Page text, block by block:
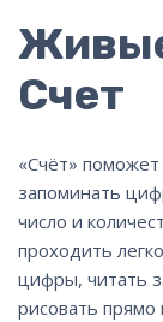
Счет
«Счёт»
запоминать
число и
проходить
цифры, читать
рисовать прямо